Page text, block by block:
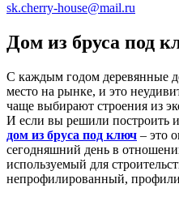
sk.cherry-house@mail.ru
Дом из бруса под
С каждым годом деревянные
место на рынке, и это
чаще выбирают строения из
И если вы решили построить
дом из бруса под ключ – это
сегодняшний день в
используемый для
непрофилированный,